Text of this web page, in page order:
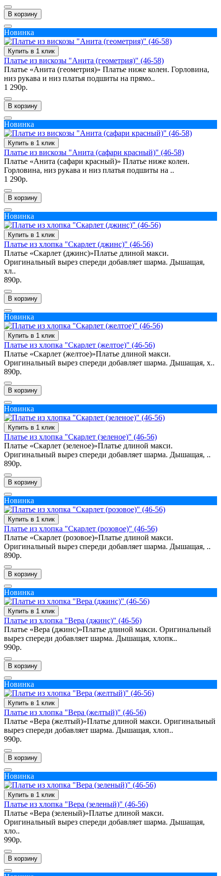
В корзину
Новинка
Купить в 1 клик
Платье из вискозы "Анита (геометрия)" (46-58)
Платье «Анита (геометрия)» Платье ниже колен. Горловина,
низ рукава и низ платья подшиты на прямо..
1 290р.
В корзину
Новинка
Купить в 1 клик
Платье из вискозы "Анита (сафари красный)" (46-58)
Платье «Анита (сафари красный)» Платье ниже колен.
Горловина, низ рукава и низ платья подшиты на ..
1 290р.
В корзину
Новинка
Купить в 1 клик
Платье из хлопка "Скарлет (джинс)" (46-56)
Платье «Скарлет (джинс)»Платье длиной макси.
Оригинальный вырез спереди добавляет шарма. Дышащая,
хл..
890р.
В корзину
Новинка
Купить в 1 клик
Платье из хлопка "Скарлет (желтое)" (46-56)
Платье «Скарлет (желтое)»Платье длиной макси.
Оригинальный вырез спереди добавляет шарма. Дышащая, х..
890р.
В корзину
Новинка
Купить в 1 клик
Платье из хлопка "Скарлет (зеленое)" (46-56)
Платье «Скарлет (зеленое)»Платье длиной макси.
Оригинальный вырез спереди добавляет шарма. Дышащая, ..
890р.
В корзину
Новинка
Купить в 1 клик
Платье из хлопка "Скарлет (розовое)" (46-56)
Платье «Скарлет (розовое)»Платье длиной макси.
Оригинальный вырез спереди добавляет шарма. Дышащая, ..
890р.
В корзину
Новинка
Купить в 1 клик
Платье из хлопка "Вера (джинс)" (46-56)
Платье «Вера (джинс)»Платье длиной макси. Оригинальный
вырез спереди добавляет шарма. Дышащая, хлопк..
990р.
В корзину
Новинка
Купить в 1 клик
Платье из хлопка "Вера (желтый)" (46-56)
Платье «Вера (желтый)»Платье длиной макси. Оригинальный
вырез спереди добавляет шарма. Дышащая, хлоп..
990р.
В корзину
Новинка
Купить в 1 клик
Платье из хлопка "Вера (зеленый)" (46-56)
Платье «Вера (зеленый)»Платье длиной макси.
Оригинальный вырез спереди добавляет шарма. Дышащая,
хло..
990р.
В корзину